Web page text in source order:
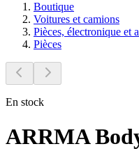
Boutique
Voitures et camions
Pièces, électronique et
Pièces
En stock
ARRMA